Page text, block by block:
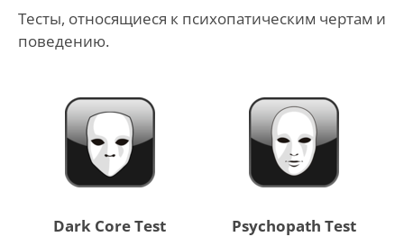
Тесты, относящиеся к психопатическим чертам и
поведению.
Dark Core Test Psychopath Test